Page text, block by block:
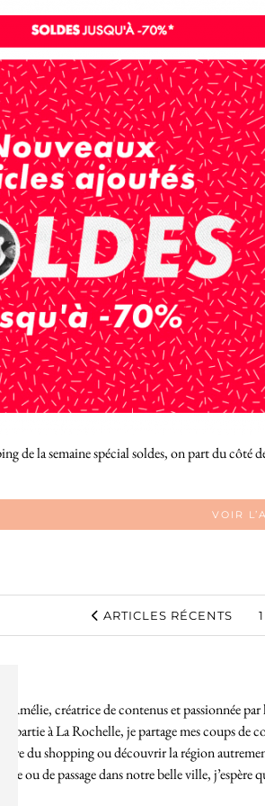
de la semaine spécial soldes, on part du
VOIR
ARTICLES RÉCENTS 1
créatrice de contenus et passionnée
partie à La Rochelle, je partage mes coups de
du shopping ou découvrir la région
ou de passage dans notre belle ville,